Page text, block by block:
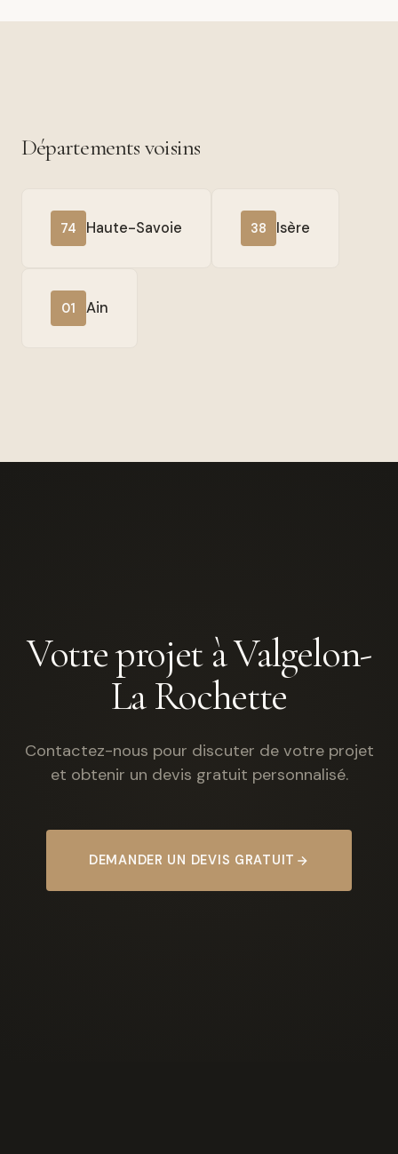
Départements voisins
74 Haute-Savoie 38 Isère
01 Ain
Votre projet à Valgelon-
La Rochette
Contactez-nous pour discuter de votre projet
et obtenir un devis gratuit personnalisé.
DEMANDER UN DEVIS GRATUIT